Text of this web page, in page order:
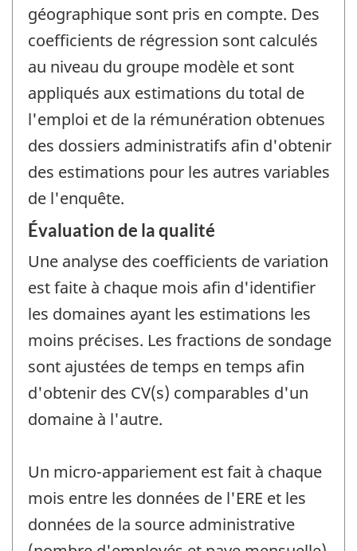
géographique sont pris en compte. Des
coefficients de régression sont calculés
au niveau du groupe modèle et sont
appliqués aux estimations du total de
l'emploi et de la rémunération obtenues
des dossiers administratifs afin d'obtenir
des estimations pour les autres variables
de l'enquête.
Évaluation de la qualité
Une analyse des coefficients de variation
est faite à chaque mois afin d'identifier
les domaines ayant les estimations les
moins précises. Les fractions de sondage
sont ajustées de temps en temps afin
d'obtenir des CV(s) comparables d'un
domaine à l'autre.
Un micro-appariement est fait à chaque
mois entre les données de l'ERE et les
données de la source administrative